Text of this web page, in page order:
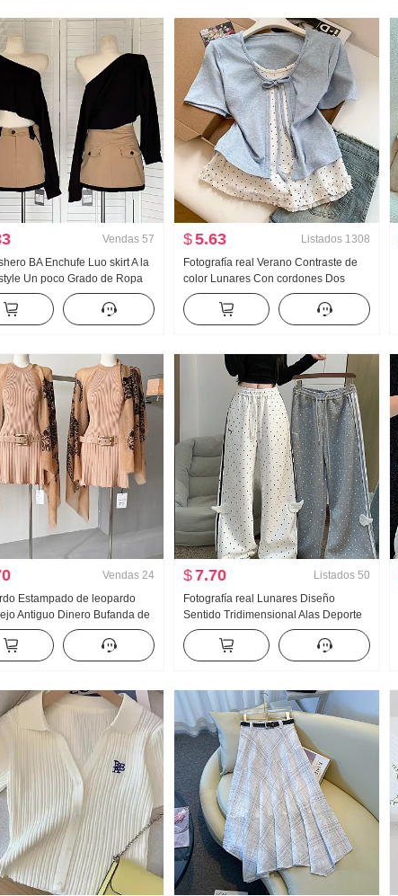
Vendas 57
BA Enchufe Luo skirt A la
Un poco Grado de Ropa
Bicolor Falda corta
$5.63 Listados 1308
Fotografía real Verano Contraste de
color Lunares Con cordones Dos
piezas falsas Manga corta Camiseta
Mujer Verano Nuevo Estilo dulce
Nicho Top
Vendas 24
Estampado de leopardo
Antiguo Dinero Bufanda de
Excavación Hombro tejido
Falda
$7.70 Listados 50
Fotografía real Lunares Diseño
Sentido Tridimensional Alas Deporte
Wei Pantalones Mujer Nuevo Luz Asia
Viento Holgado Recto Adelgazante
Pantalones casuales